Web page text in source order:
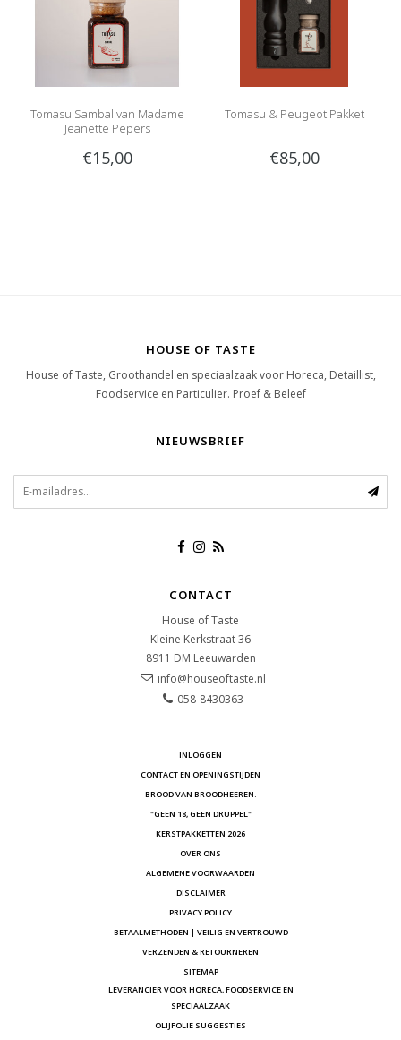
Tomasu Sambal van Madame
Jeanette Pepers
€15,00
Tomasu & Peugeot Pakket
€85,00
HOUSE OF TASTE
House of Taste, Groothandel en speciaalzaak voor Horeca, Detaillist,
Foodservice en Particulier. Proef & Beleef
NIEUWSBRIEF
CONTACT
House of Taste
Kleine Kerkstraat 36
8911 DM Leeuwarden
info@houseoftaste.nl
058-8430363
INLOGGEN
CONTACT EN OPENINGSTIJDEN
BROOD VAN BROODHEEREN.
"GEEN 18, GEEN DRUPPEL"
KERSTPAKKETTEN 2026
OVER ONS
ALGEMENE VOORWAARDEN
DISCLAIMER
PRIVACY POLICY
BETAALMETHODEN | VEILIG EN VERTROUWD
VERZENDEN & RETOURNEREN
SITEMAP
LEVERANCIER VOOR HORECA, FOODSERVICE EN
SPECIAALZAAK
OLIJFOLIE SUGGESTIES